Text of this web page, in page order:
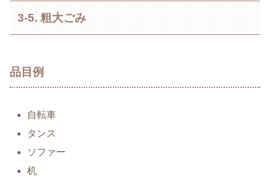
3-5. 粗大ごみ
品目例
自転車
タンス
ソファー
机